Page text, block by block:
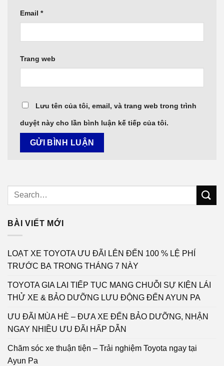
Email *
Trang web
Lưu tên của tôi, email, và trang web trong trình
duyệt này cho lần bình luận kế tiếp của tôi.
BÀI VIẾT MỚI
LOẠT XE TOYOTA ƯU ĐÃI LÊN ĐẾN 100 % LỆ PHÍ
TRƯỚC BẠ TRONG THÁNG 7 NÀY
TOYOTA GIA LAI TIẾP TỤC MANG CHUỖI SỰ KIỆN LÁI
THỬ XE & BẢO DƯỠNG LƯU ĐỘNG ĐẾN AYUN PA
ƯU ĐÃI MÙA HÈ – ĐƯA XE ĐẾN BẢO DƯỠNG, NHẬN
NGAY NHIỀU ƯU ĐÃI HẤP DẪN
Chăm sóc xe thuận tiện – Trải nghiệm Toyota ngay tại
Ayun Pa